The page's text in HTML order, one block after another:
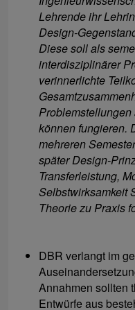
Lehrende ihr
Design-
Diese soll als
interdisziplinärer
verinnerlichte
können fungieren.
mehreren
später Design-
Transferleistung,
Selbstwirksamkeit
Theorie zu Praxis
DBR verlangt im
Annahmen sollten
Entwürfe aus